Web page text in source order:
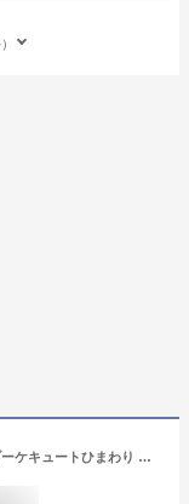
【送料無料】届いたら置くだけ！ワンダーブーケキュートひまわり スタンディングブーケ 花束向日葵 ヒマワリ ギフト 誕生日 還暦祝い お見舞 結婚祝い 七五三